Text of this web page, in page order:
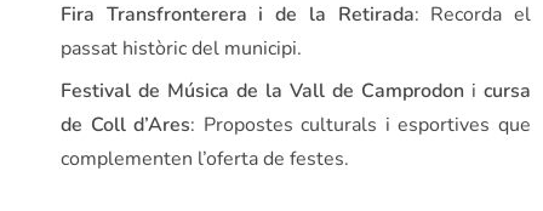
Fira Transfronterera i de la Retirada: Recorda el
passat històric del municipi.
Festival de Música de la Vall de Camprodon i cursa
de Coll d’Ares: Propostes culturals i esportives que
complementen l’oferta de festes.